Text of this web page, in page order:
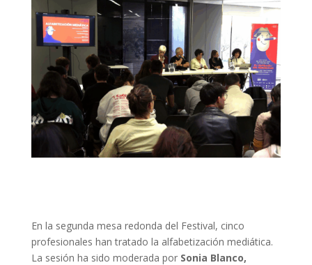
En la segunda mesa redonda del Festival, cinco
profesionales han tratado la alfabetización mediática.
La sesión ha sido moderada por Sonia Blanco,